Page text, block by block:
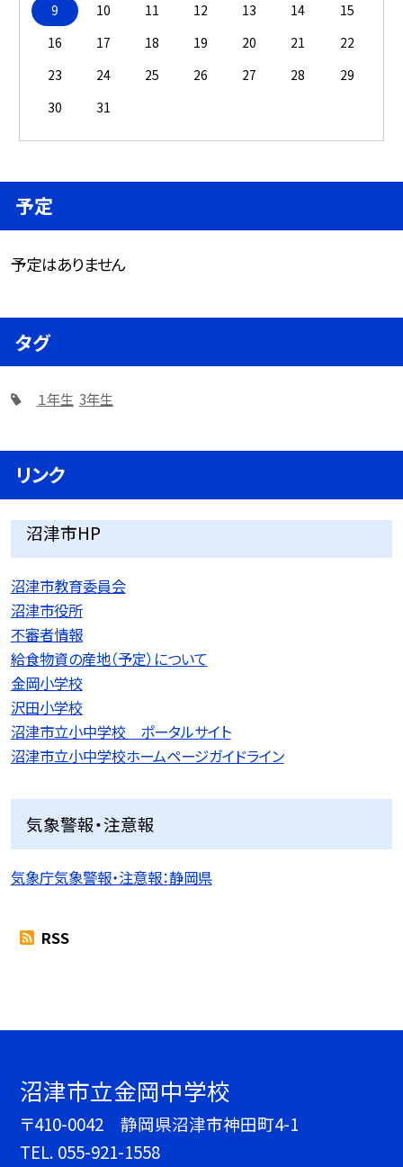
9
10 11 12 13 14
15
16
17 18 19 20 21
22
23
24 25 26 27 28
29
30
31
予定
予定はありません
タグ
１年生 3年生
リンク
沼津市HP
沼津市教育委員会
沼津市役所
不審者情報
給食物資の産地（予定）について
金岡小学校
沢田小学校
沼津市立小中学校 ポータルサイト
沼津市立小中学校ホームページガイドライン
気象警報・注意報
気象庁気象警報・注意報：静岡県
RSS
沼津市立金岡中学校
〒410-0042 静岡県沼津市神田町4-1
TEL. 055-921-1558